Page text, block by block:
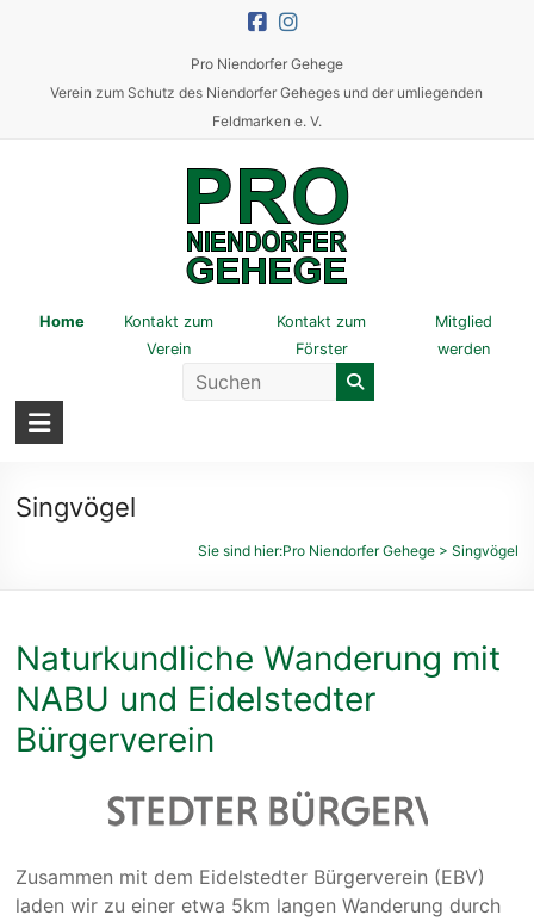
content
Pro Niendorfer Gehege
Verein zum Schutz des Niendorfer Geheges und der umliegenden
Feldmarken e. V.
Pro
Gehege
Schutz
der
umliegenden
Feldmarken
e.
Home
Kontakt zum
Verein
Kontakt zum
Förster
Mitglied
werden
Singvögel
Sie sind hier:Pro Niendorfer Gehege> Singvögel
Naturkundliche Wanderung mit
NABU und Eidelstedter
Bürgerverein
Zusammen mit dem Eidelstedter Bürgerverein (EBV)
laden wir zu einer etwa 5km langen Wanderung durch